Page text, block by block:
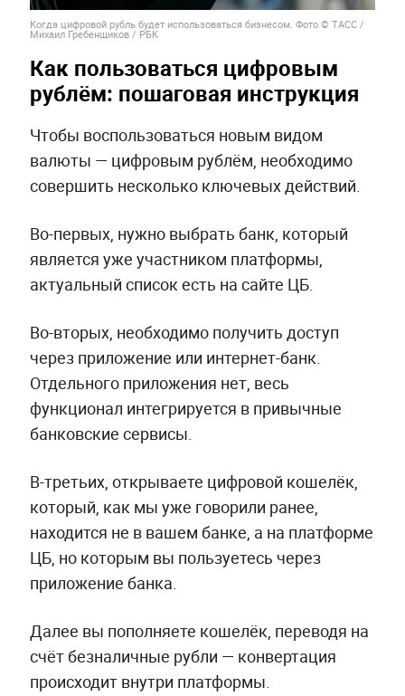
Когда цифровой рубль будет использоваться бизнесом. Фото © ТАСС /
Михаил Гребенщиков / РБК
Как пользоваться цифровым
рублём: пошаговая инструкция
Чтобы воспользоваться новым видом
валюты — цифровым рублём, необходимо
совершить несколько ключевых действий.
Во-первых, нужно выбрать банк, который
является уже участником платформы,
актуальный список есть на сайте ЦБ.
Во-вторых, необходимо получить доступ
через приложение или интернет-банк.
Отдельного приложения нет, весь
функционал интегрируется в привычные
банковские сервисы.
В-третьих, открываете цифровой кошелёк,
который, как мы уже говорили ранее,
находится не в вашем банке, а на платформе
ЦБ, но которым вы пользуетесь через
приложение банка.
Далее вы пополняете кошелёк, переводя на
счёт безналичные рубли — конвертация
происходит внутри платформы.